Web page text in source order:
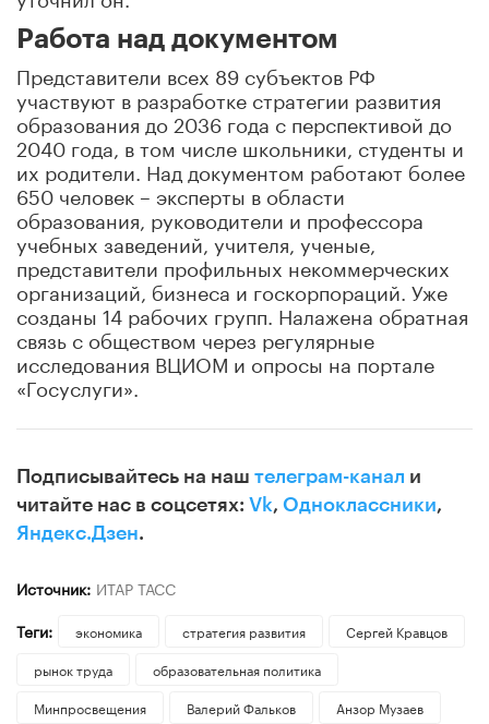
Работа над документом
Представители всех 89 субъектов РФ
участвуют в разработке стратегии развития
образования до 2036 года с перспективой до
2040 года, в том числе школьники, студенты и
их родители. Над документом работают более
650 человек – эксперты в области
образования, руководители и профессора
учебных заведений, учителя, ученые,
представители профильных некоммерческих
организаций, бизнеса и госкорпораций. Уже
созданы 14 рабочих групп. Налажена обратная
связь с обществом через регулярные
исследования ВЦИОМ и опросы на портале
«Госуслуги».
Подписывайтесь на наш телеграм-канал и
читайте нас в соцсетях: Vk, Одноклассники,
Яндекс.Дзен.
Источник: ИТАР ТАСС
Теги:
экономика стратегия развития
Сергей Кравцов
рынок труда
образовательная политика
Минпросвещения
Валерий Фальков Анзор Музаев